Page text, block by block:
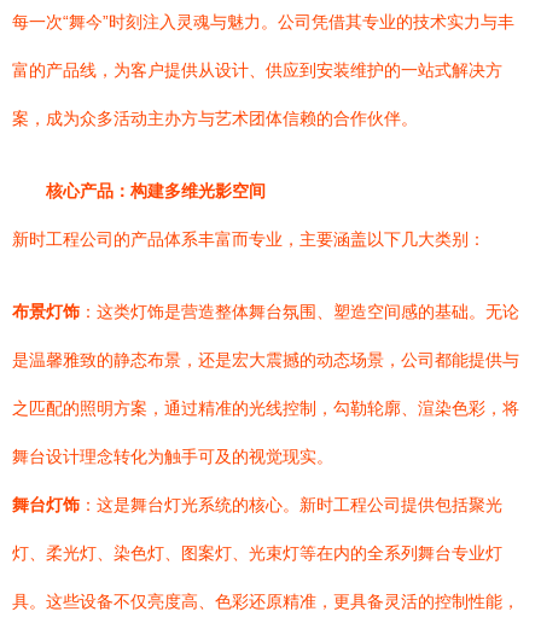
每一次“舞今”时刻注入灵魂与魅力。公司凭借其专业的技术实力与丰
富的产品线，为客户提供从设计、供应到安装维护的一站式解决方
案，成为众多活动主办方与艺术团体信赖的合作伙伴。
核心产品：构建多维光影空间
新时工程公司的产品体系丰富而专业，主要涵盖以下几大类别：
布景灯饰 ：这类灯饰是营造整体舞台氛围、塑造空间感的基础。无论
是温馨雅致的静态布景，还是宏大震撼的动态场景，公司都能提供与
之匹配的照明方案，通过精准的光线控制，勾勒轮廓、渲染色彩，将
舞台设计理念转化为触手可及的视觉现实。
舞台灯饰 ：这是舞台灯光系统的核心。新时工程公司提供包括聚光
灯、柔光灯、染色灯、图案灯、光束灯等在内的全系列舞台专业灯
具。这些设备不仅亮度高、色彩还原精准，更具备灵活的控制性能，